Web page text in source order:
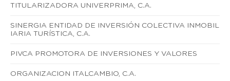
TITULARIZADORA UNIVERPRIMA, C.A.
SINERGIA ENTIDAD DE INVERSIÓN COLECTIVA INMOBIL
IARIA TURÍSTICA, C.A.
PIVCA PROMOTORA DE INVERSIONES Y VALORES
ORGANIZACION ITALCAMBIO, C.A.